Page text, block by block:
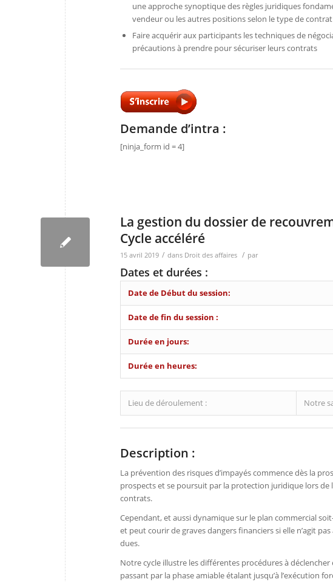
une approche synoptique des règles juridiques
vendeur ou les autres positions selon le type de
Faire acquérir aux participants les techniques de
précautions à prendre pour sécuriser leurs contrats
Demande d’intra :
[ninja_form id = 4]
La gestion du dossier de
Cycle accéléré
15 avril 2019 / dans Droit des affaires / par
Dates et durées :
Date de Début du session:
Date de fin du session :
Durée en jours:
Durée en heures:
Lieu de déroulement : Notre
Description :
La prévention des risques d’impayés commence dès la
prospects et se poursuit par la protection juridique lors
contrats.
Cependant, et aussi dynamique sur le plan commercial
et peut courir de graves dangers financiers si elle n’agit
dues.
Notre cycle illustre les différentes procédures à
passant par la phase amiable étalant jusqu’à l’exécution